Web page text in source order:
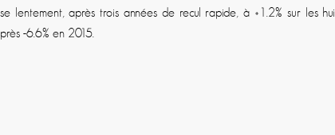
lentement, après trois années de recul rapide, à +1.2% sur les
-6.6% en 2015.